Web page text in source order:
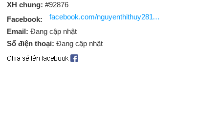
XH chung: #92876
Facebook:
facebook.com/nguyenthithuy281190
Email: Đang cập nhật
Số điện thoại: Đang cập nhật